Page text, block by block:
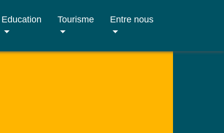
Education Tourisme Entre nous